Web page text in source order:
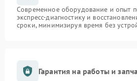
Современное оборудование и опыт
экспресс-диагностику и
сроки, минимизируя время без
Гарантия на работы и